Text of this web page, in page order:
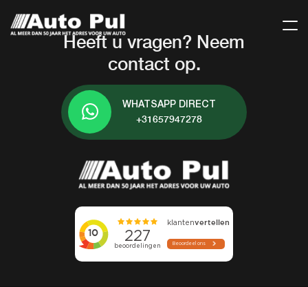
Heeft u vragen? Neem
contact op.
WHATSAPP DIRECT
+31657947278